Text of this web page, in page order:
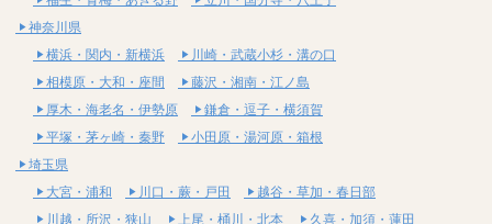
神奈川県
横浜・関内・新横浜
川崎・武蔵小杉・溝の口
相模原・大和・座間
藤沢・湘南・江ノ島
厚木・海老名・伊勢原
鎌倉・逗子・横須賀
平塚・茅ヶ崎・秦野
小田原・湯河原・箱根
埼玉県
大宮・浦和
川口・蕨・戸田
越谷・草加・春日部
川越・所沢・狭山
上尾・桶川・北本 久喜・加須・蓮田